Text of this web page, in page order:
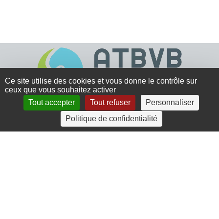
4 rue Crec’h-Ugen
22810 Belle Isle en Terre
Ce site utilise des cookies et vous donne le contrôle sur
ceux que vous souhaitez activer
Tout accepter
Tout refuser
Personnaliser
Politique de confidentialité